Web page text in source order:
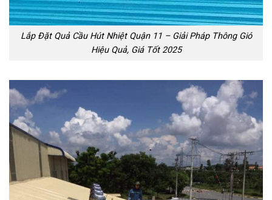
Lắp Đặt Quả Cầu Hút Nhiệt Quận 11 – Giải Pháp Thông Gió
Hiệu Quả, Giá Tốt 2025